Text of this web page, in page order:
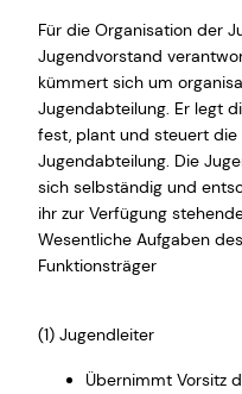
Für die Organisation der
Jugendvorstand
kümmert sich um
Jugendabteilung. Er legt
fest, plant und steuert
Jugendabteilung. Die
sich selbständig und
ihr zur Verfügung
Wesentliche Aufgaben
Funktionsträger
(1) Jugendleiter
Übernimmt Vorsitz